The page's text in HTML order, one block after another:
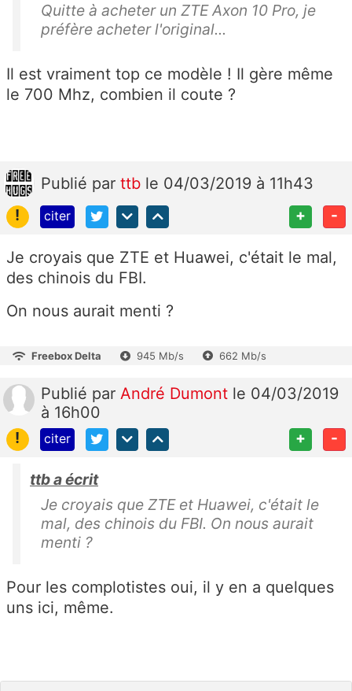
Quitte à acheter un ZTE Axon 10 Pro, je
préfère acheter l'original...
Il est vraiment top ce modèle ! Il gère même
le 700 Mhz, combien il coute ?
Publié par ttb le 04/03/2019 à 11h43
!
citer + -
Je croyais que ZTE et Huawei, c'était le mal,
des chinois du FBI.
On nous aurait menti ?
Freebox Delta 945 Mb/s 662 Mb/s
Publié par André Dumont le 04/03/2019
à 16h00
!
citer + -
ttb a écrit
Je croyais que ZTE et Huawei, c'était le
mal, des chinois du FBI. On nous aurait
menti ?
Pour les complotistes oui, il y en a quelques
uns ici, même.